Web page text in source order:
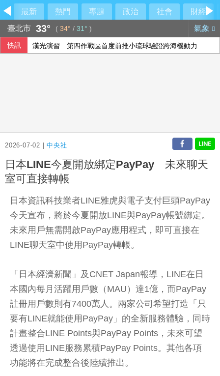
最新 熱門 專題 政治 社會
財經
臺北市 33° ( 34° / 31° ) 氣象
快訊 漢光演習 第四作戰區首度前推小琉球驗證跨海機動力
2026-07-02 |中央社
日本LINE今夏開放綁定PayPay 未來聊天
室可直接轉帳
日本資訊科技業者LINE雅虎與電子支付巨頭PayPay
今天宣布，將於今夏開放LINE與PayPay帳號綁定。
未來用戶無需開啟PayPay應用程式，即可直接在
LINE聊天室中使用PayPay轉帳。
「日本經濟新聞」及CNET Japan報導，LINE在日
本國內每月活躍用戶數（MAU）達1億，而PayPay
註冊用戶數則有7400萬人。兩家公司希望打造「只
要有LINE就能使用PayPay」的全新服務體驗，同時
計畫整合LINE Points與PayPay Points，未來可望
透過使用LINE服務累積PayPay Points。其他各項
功能將在完成整合後陸續推出。